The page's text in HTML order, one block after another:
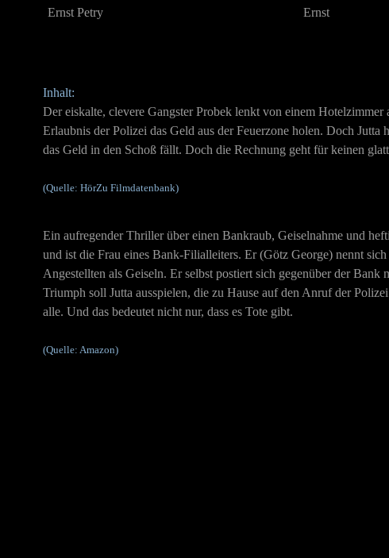
Ernst Petry
Ernst
Inhalt:
Der eiskalte, clevere Gangster Probek lenkt von einem
Erlaubnis der Polizei das Geld aus der Feuerzone holen. Doch
das Geld in den Schoß fällt. Doch die Rechnung geht für keinen
(Quelle: HörZu Filmdatenbank)
Ein aufregender Thriller über einen Bankraub, Geiselnahme und
und ist die Frau eines Bank-Filialleiters. Er (Götz George) nennt
Angestellten als Geiseln. Er selbst postiert sich gegenüber der
Triumph soll Jutta ausspielen, die zu Hause auf den Anruf der
alle. Und das bedeutet nicht nur, dass es Tote gibt.
(Quelle: Amazon)